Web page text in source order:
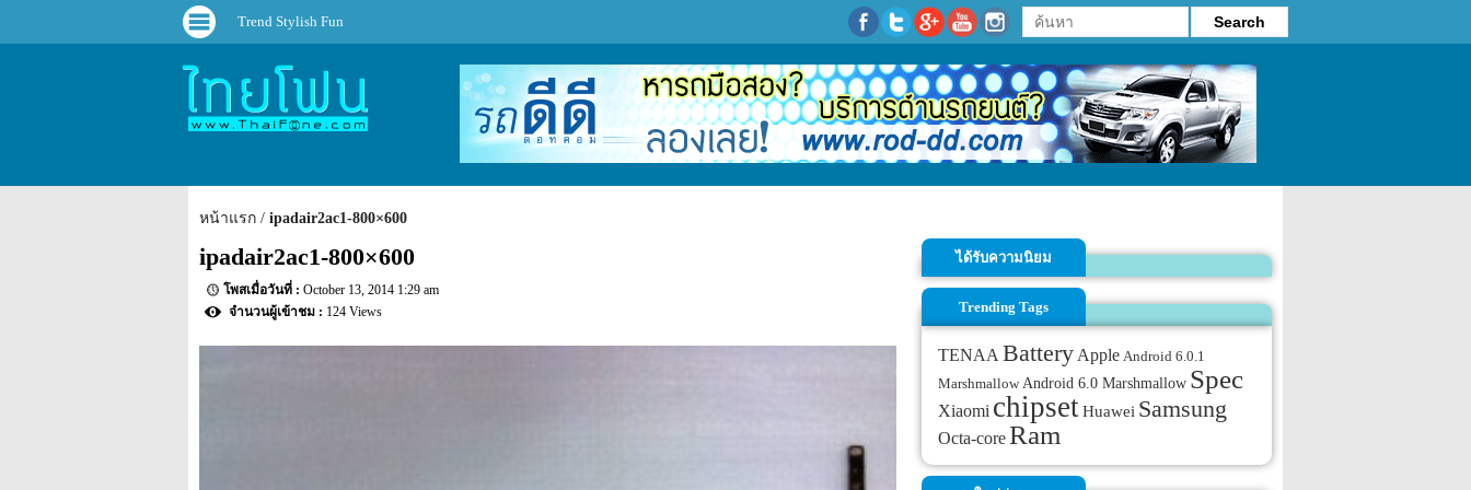
Trend Stylish Fun
หน้าแรก ipadair2ac1-800×600
ipadair2ac1-800×600
October 13, 2014 1:29 am
124 Views
ได้รับความนิยม
Trending Tags
TENAABatteryApple Android 6.0.1
Marshmallow Android 6.0 Marshmallow Spec
Xiaomi chipsetHuawei Samsung
Octa-coreRam